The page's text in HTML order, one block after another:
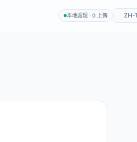
本地處理 · 0 上傳 ZH-